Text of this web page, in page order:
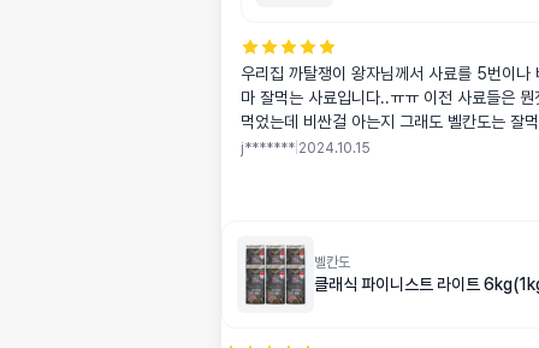
우리집 까탈쟁이 왕자님께서 사료를 5번이나
마 잘먹는 사료입니다..ㅠㅠ 이전 사료들은
먹었는데 비싼걸 아는지 그래도 벨칸도는 잘
g인 왕자님이 드시기엔 조금 커서 절구로 빻
j******* 2024.10.15
벨칸도
클래식 파이니스트 라이트